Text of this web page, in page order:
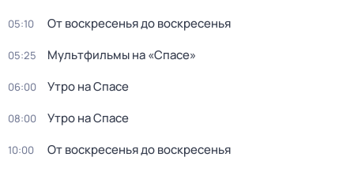
05:10 От воскресенья до воскресенья
05:25 Мультфильмы на «Спасе»
06:00 Утро на Спасе
08:00 Утро на Спасе
10:00 От воскресенья до воскресенья